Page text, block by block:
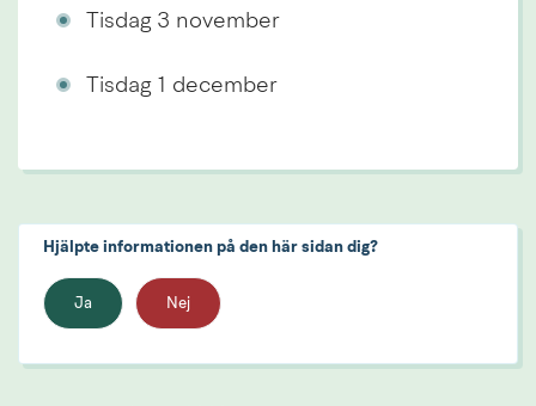
Tisdag 3 november
Tisdag 1 december
Hjälpte informationen på den här sidan dig?
Ja Nej